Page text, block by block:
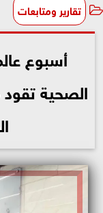
تقارير ومتابعات
أسبوع
الصحية